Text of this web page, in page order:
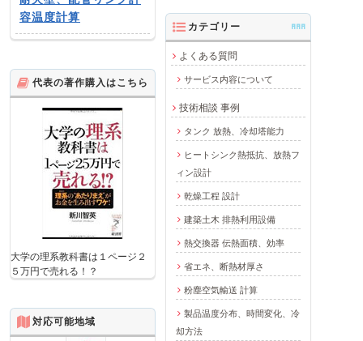
容温度計算
カテゴリー AAA
よくある質問
サービス内容について
技術相談 事例
タンク 放熱、冷却塔能力
ヒートシンク熱抵抗、放熱フ
ィン設計
乾燥工程 設計
建築土木 排熱利用設備
熱交換器 伝熱面積、効率
省エネ、断熱材厚さ
粉塵空気輸送 計算
製品温度分布、時間変化、冷
却方法
代表の著作購入はこちら
大学の理系教科書は１ページ２
５万円で売れる！？
対応可能地域